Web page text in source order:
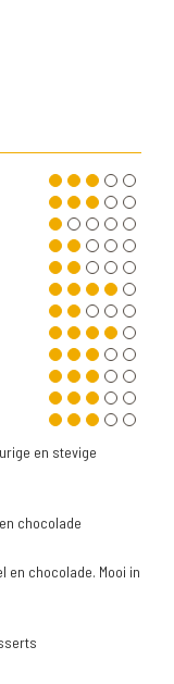
en stevige
chocolade
en chocolade. Mooi in